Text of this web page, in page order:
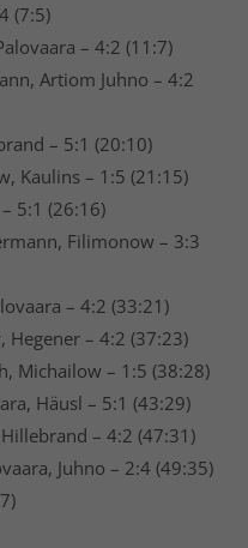
(7:5)
– 4:2 (11:7)
Artiom Juhno – 4:2
– 5:1 (20:10)
Kaulins – 1:5 (21:15)
5:1 (26:16)
Filimonow – 3:3
– 4:2 (33:21)
Hegener – 4:2 (37:23)
Michailow – 1:5 (38:28)
Häusl – 5:1 (43:29)
– 4:2 (47:31)
Juhno – 2:4 (49:35)